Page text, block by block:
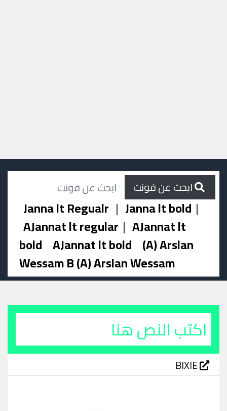
Janna lt Regualr | Janna lt bold |
AJannat lt regular | AJannat lt
bold AJannat lt bold (A) Arslan
Wessam B (A) Arslan Wessam
BIXIE